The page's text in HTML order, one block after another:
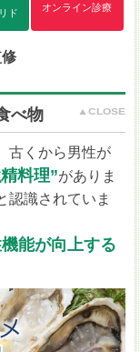
ド オンライン診療
べ物
古くから男性が
料理”がありま
認識されていま
能が向上する